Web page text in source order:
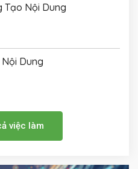
Tạo Nội Dung
Dung
việc làm